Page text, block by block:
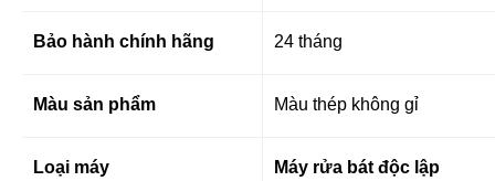
Bảo hành chính hãng 24 tháng
Màu sản phẩm Màu thép không gỉ
Loại máy Máy rửa bát độc lập